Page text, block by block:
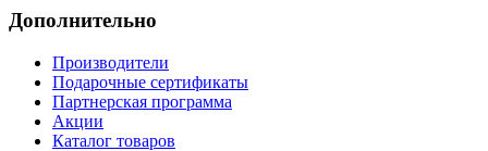
Дополнительно
Производители
Подарочные сертификаты
Партнерская программа
Акции
Каталог товаров